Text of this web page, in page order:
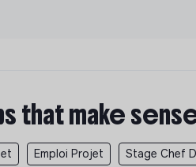
that make
Emploi Projet Stage Chef